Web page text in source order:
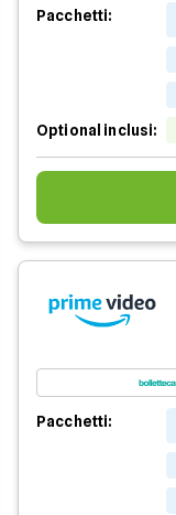
Pacchetti:
Optional inclusi:
Pacchetti: